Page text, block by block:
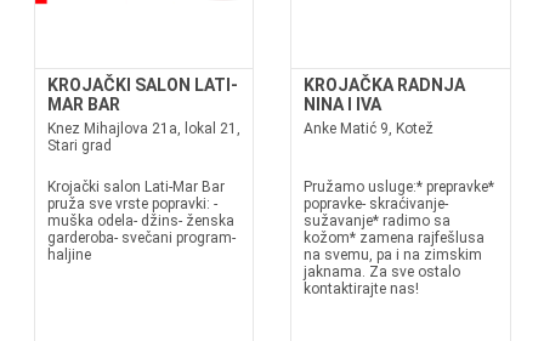
KROJAČKI SALON LATI-
MAR BAR
Knez Mihajlova 21a, lokal 21,
Stari grad
Krojački salon Lati-Mar Bar
pruža sve vrste popravki: -
muška odela- džins- ženska
garderoba- svečani program-
haljine
KROJAČKA RADNJA
NINA I IVA
Anke Matić 9, Kotež
Pružamo usluge:* prepravke*
popravke- skraćivanje-
sužavanje* radimo sa
kožom* zamena rajfešlusa
na svemu, pa i na zimskim
jaknama. Za sve ostalo
kontaktirajte nas!